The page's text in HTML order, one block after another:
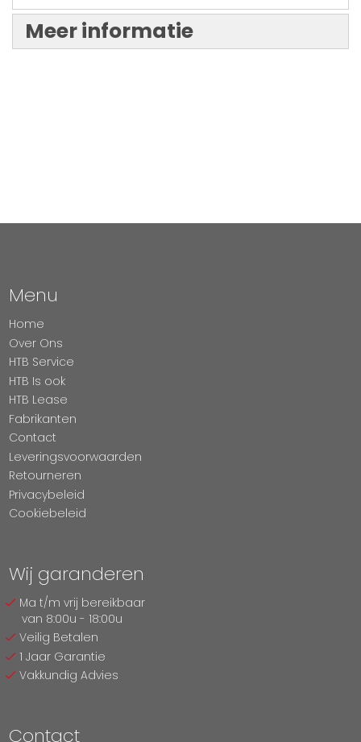
Meer informatie
Menu
Home
Over Ons
HTB Service
HTB Is ook
HTB Lease
Fabrikanten
Contact
Leveringsvoorwaarden
Retourneren
Privacybeleid
Cookiebeleid
Wij garanderen
Ma t/m vrij bereikbaar
van 8:00u - 18:00u
Veilig Betalen
1 Jaar Garantie
Vakkundig Advies
Contact